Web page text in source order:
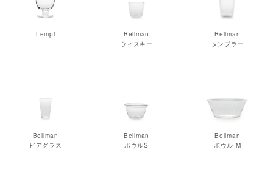
Lempi
Bellman
ウィスキー
Bellman
タンブラー
Bellman
ビアグラス
Bellman
ボウルS
Bellman
ボウル M